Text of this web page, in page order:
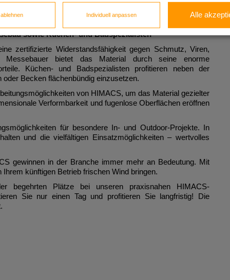
Ihnen, wie Sie als Tischler:in, Schreiner:in, Zimmerer und
mit innovativen Materiallösungen begeistern können.
sowie Küchen- und Badspezialisten
zertifizierte Widerstandsfähigkeit gegen Schmutz, Viren,
bietet das Material durch seine enorme
Küchen- und Badspezialisten profitieren neben der
Becken flächenbündig einzusetzen.
von HIMACS, um das Material gezielter
Verformbarkeit und fugenlose Oberflächen eröffnen
für besondere In- und Outdoor-Projekte. In
und die vielfältigen Einsatzmöglichkeiten – wertvolles
gewinnen in der Branche immer mehr an Bedeutung. Mit
künftigen Betrieb frischen Wind bringen.
begehrten Plätze bei unseren praxisnahen HIMACS-
Sie nur einen Tag und profitieren Sie langfristig! Die
Individuell anpassen Alle